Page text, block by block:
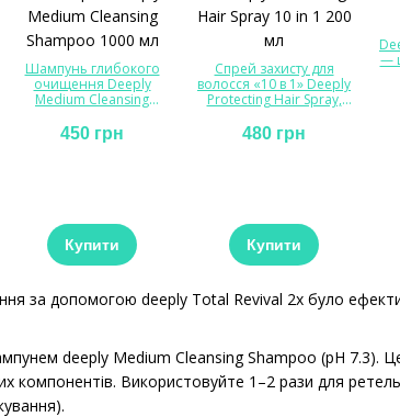
Шампунь глибокого
очищення Deeply
Medium Cleansing
450 грн
Купити
Спрей захисту для
волосся «10 в 1» Deeply
Protecting Hair Spray,
480 грн
Купити
—
за допомогою deeply Total Revival 2x було
deeply Medium Cleansing Shampoo (pH 7.3).
компонентів. Використовуйте 1–2 рази для